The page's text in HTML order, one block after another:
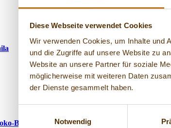
Diese Webseite verwendet Cookies
Wir verwenden Cookies, um Inhalte und
und die Zugriffe auf unsere Website zu
Website an unsere Partner für soziale
möglicherweise mit weiteren Daten
der Dienste gesammelt haben.
Notwendig
Blättchen